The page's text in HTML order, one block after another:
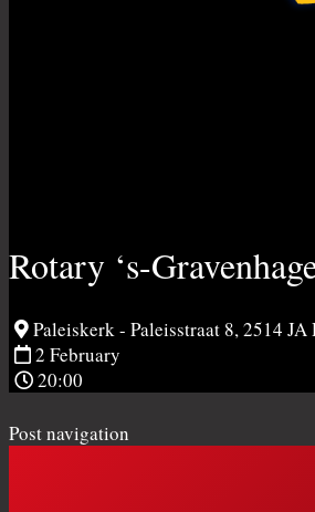
Rotary ‘s-
Paleiskerk - Paleisstraat 8, 2514 JA
2 February
20:00
Post navigation